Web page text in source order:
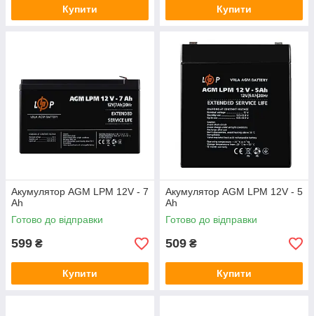
Купити Купити
Акумулятор AGM LPM 12V - 7
Ah
Готово до відправки
599 ₴
Купити
Акумулятор AGM LPM 12V - 5
Ah
Готово до відправки
509 ₴
Купити